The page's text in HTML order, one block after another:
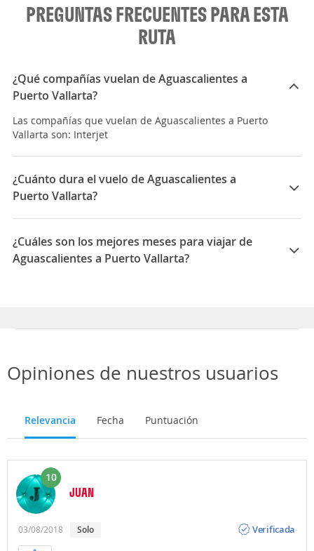
PREGUNTAS FRECUENTES PARA ESTA
RUTA
¿Qué compañías vuelan de Aguascalientes a
Puerto Vallarta?
Las compañías que vuelan de Aguascalientes a Puerto
Vallarta son: Interjet
¿Cuánto dura el vuelo de Aguascalientes a
Puerto Vallarta?
La duración media para viajar entre Aguascalientes y
Puerto Vallarta es 03:56
¿Cuáles son los mejores meses para viajar de
Aguascalientes a Puerto Vallarta?
Opiniones de nuestros usuarios
Relevancia Fecha Puntuación
10
JUAN
03/08/2018 Solo
Verificada